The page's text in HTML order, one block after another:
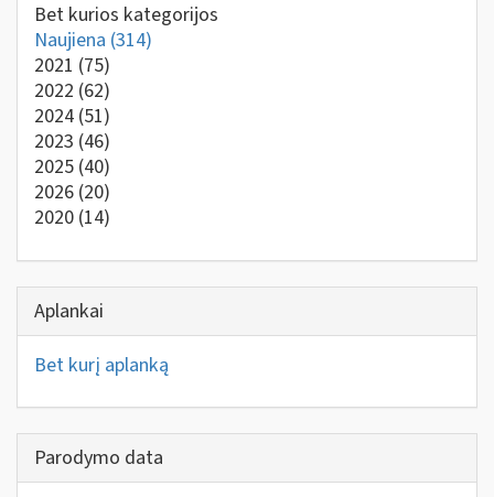
Bet kurios kategorijos
Naujiena (314)
2021 (75)
2022 (62)
2024 (51)
2023 (46)
2025 (40)
2026 (20)
2020 (14)
Aplankai
Bet kurį aplanką
Parodymo data